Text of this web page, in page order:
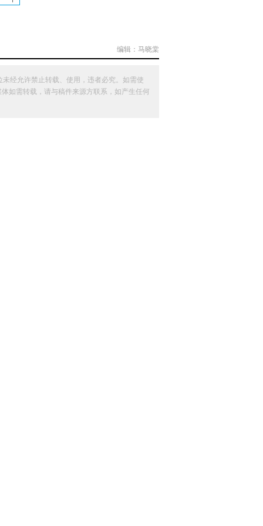
编辑：马晓棠
经允许禁止转载、使用，违者必究。如需使
如需转载，请与稿件来源方联系，如产生任何